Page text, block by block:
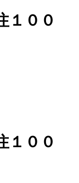
１００
１００